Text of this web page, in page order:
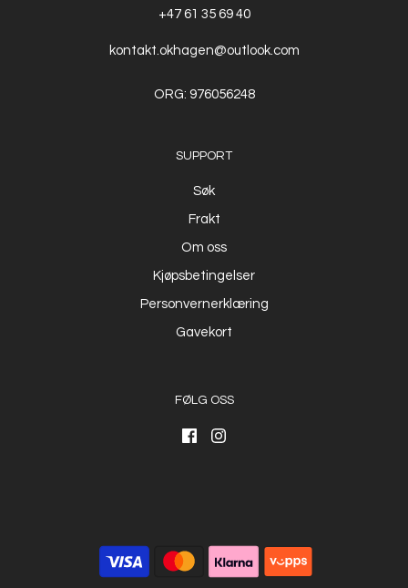
+47 61 35 69 40
kontakt.okhagen@outlook.com
ORG: 976056248
SUPPORT
Søk
Frakt
Om oss
Kjøpsbetingelser
Personvernerklæring
Gavekort
FØLG OSS